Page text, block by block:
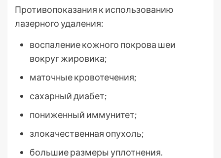
Противопоказания к использованию
лазерного удаления:
воспаление кожного покрова шеи
вокруг жировика;
маточные кровотечения;
сахарный диабет;
пониженный иммунитет;
злокачественная опухоль;
большие размеры уплотнения.